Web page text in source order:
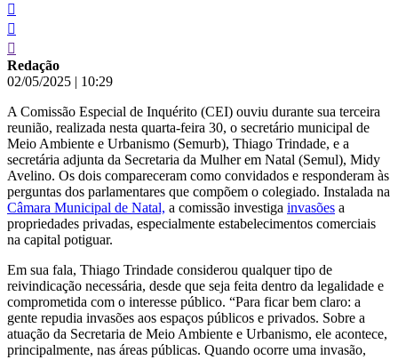
Redação
02/05/2025 | 10:29
A Comissão Especial de Inquérito (CEI) ouviu durante sua terceira
reunião, realizada nesta quarta-feira 30, o secretário municipal de
Meio Ambiente e Urbanismo (Semurb), Thiago Trindade, e a
secretária adjunta da Secretaria da Mulher em Natal (Semul), Midy
Avelino. Os dois compareceram como convidados e responderam às
perguntas dos parlamentares que compõem o colegiado. Instalada na
Câmara Municipal de Natal, a comissão investiga invasões a
propriedades privadas, especialmente estabelecimentos comerciais
na capital potiguar.
Em sua fala, Thiago Trindade considerou qualquer tipo de
reivindicação necessária, desde que seja feita dentro da legalidade e
comprometida com o interesse público. “Para ficar bem claro: a
gente repudia invasões aos espaços públicos e privados. Sobre a
atuação da Secretaria de Meio Ambiente e Urbanismo, ele acontece,
principalmente, nas áreas públicas. Quando ocorre uma invasão,